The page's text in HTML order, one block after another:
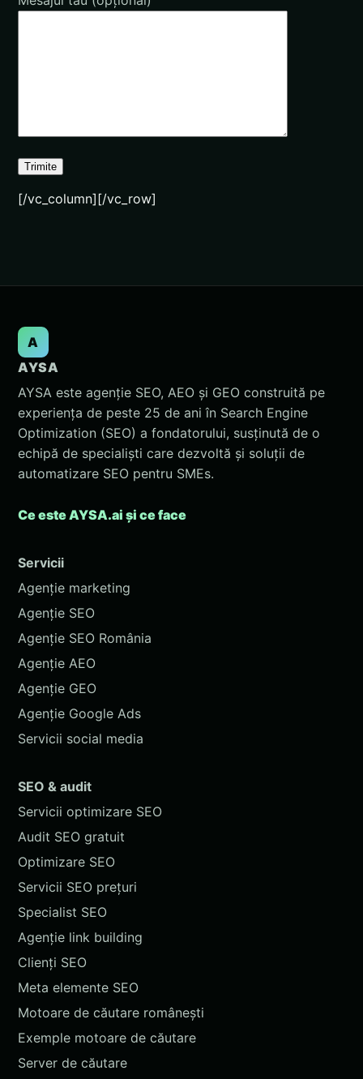
[/vc_column][/vc_row]
A
AYSA
AYSA este agenție SEO, AEO și GEO construită pe
experiența de peste 25 de ani în Search Engine
Optimization (SEO) a fondatorului, susținută de o
echipă de specialiști care dezvoltă și soluții de
automatizare SEO pentru SMEs.
Ce este AYSA.ai și ce face
Servicii
Agenție marketing
Agenție SEO
Agenție SEO România
Agenție AEO
Agenție GEO
Agenție Google Ads
Servicii social media
SEO & audit
Servicii optimizare SEO
Audit SEO gratuit
Optimizare SEO
Servicii SEO prețuri
Specialist SEO
Agenție link building
Clienți SEO
Meta elemente SEO
Motoare de căutare românești
Exemple motoare de căutare
Server de căutare